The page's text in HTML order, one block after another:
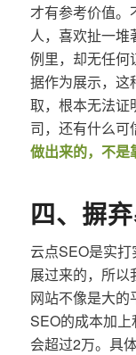
才有参考价值。
人，喜欢扯一堆
例里，却无任何
据作为展示，这
取，根本无法证
司，还有什么可
做出来的，不是
四、摒
云点SEO是实
展过来的，所以
网站不像是大的
SEO的成本加
会超过2万。具